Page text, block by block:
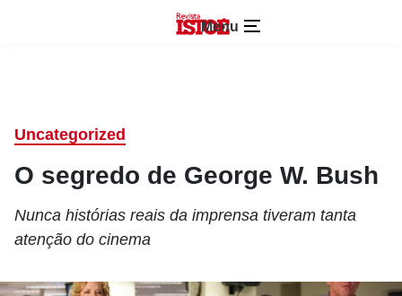
Menu
Uncategorized
O segredo de George W. Bush
Nunca histórias reais da imprensa tiveram tanta
atenção do cinema